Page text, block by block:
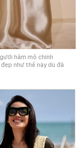
hâm mộ chính
như thế này dù đã